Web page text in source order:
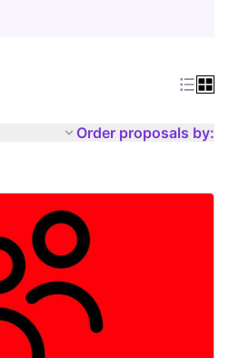
Order proposals by: